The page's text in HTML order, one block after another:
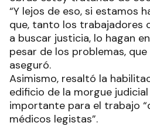
“Y lejos de eso, si estamos
que, tanto los trabajadores
a buscar justicia, lo hagan
pesar de los problemas,
aseguró.
Asimismo, resaltó la
edificio de la morgue
importante para el trabajo
médicos legistas”.